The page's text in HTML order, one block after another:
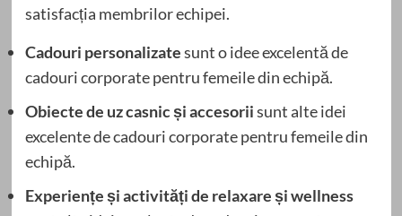
satisfacția membrilor echipei.
Cadouri personalizatesunt o idee excelentă de
cadouri corporate pentru femeile din echipă.
Obiecte de uz casnic și accesoriisunt alte idei
excelente de cadouri corporate pentru femeile din
echipă.
Experiențe și activități de relaxare și wellness